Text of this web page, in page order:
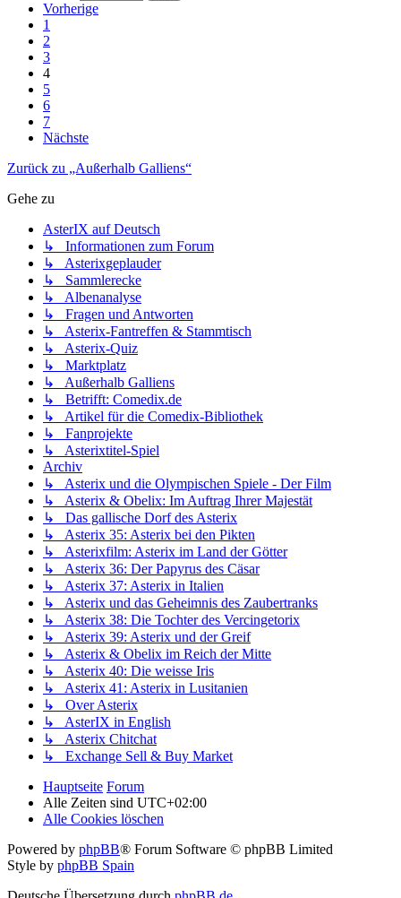
Vorherige
1
2
3
4
5
6
7
Nächste
Zurück zu „Außerhalb Galliens“
Gehe zu
AsterIX auf Deutsch
↳ Informationen zum Forum
↳ Asterixgeplauder
↳ Sammlerecke
↳ Albenanalyse
↳ Fragen und Antworten
↳ Asterix-Fantreffen & Stammtisch
↳ Asterix-Quiz
↳ Marktplatz
↳ Außerhalb Galliens
↳ Betrifft: Comedix.de
↳ Artikel für die Comedix-Bibliothek
↳ Fanprojekte
↳ Asterixtitel-Spiel
Archiv
↳ Asterix und die Olympischen Spiele - Der Film
↳ Asterix & Obelix: Im Auftrag Ihrer Majestät
↳ Das gallische Dorf des Asterix
↳ Asterix 35: Asterix bei den Pikten
↳ Asterixfilm: Asterix im Land der Götter
↳ Asterix 36: Der Papyrus des Cäsar
↳ Asterix 37: Asterix in Italien
↳ Asterix und das Geheimnis des Zaubertranks
↳ Asterix 38: Die Tochter des Vercingetorix
↳ Asterix 39: Asterix und der Greif
↳ Asterix & Obelix im Reich der Mitte
↳ Asterix 40: Die weisse Iris
↳ Asterix 41: Asterix in Lusitanien
↳ Over Asterix
↳ AsterIX in English
↳ Asterix Chitchat
↳ Exchange Sell & Buy Market
Hauptseite Forum
Alle Zeiten sind UTC+02:00
Alle Cookies löschen
Powered by phpBB® Forum Software © phpBB Limited
Style by phpBB Spain